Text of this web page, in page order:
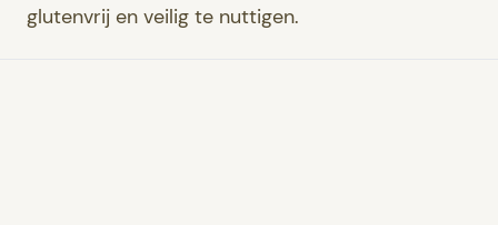
glutenvrij en veilig te nuttigen.